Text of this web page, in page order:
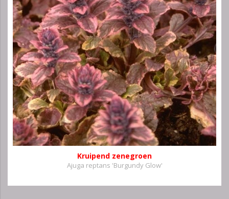
Kruipend zenegroen
Ajuga reptans 'Burgundy Glow'